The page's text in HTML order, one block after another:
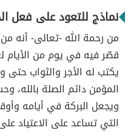
نماذج للتعود على فعل
من رحمة الله -تعالى- أنه
قصّر فيه في يوم من الأيام
يكتب له الأجر والثواب
المؤمن دائم الصلة بالله،
ويجعل البركة في أيامه
التي تساعد على الاعتياد